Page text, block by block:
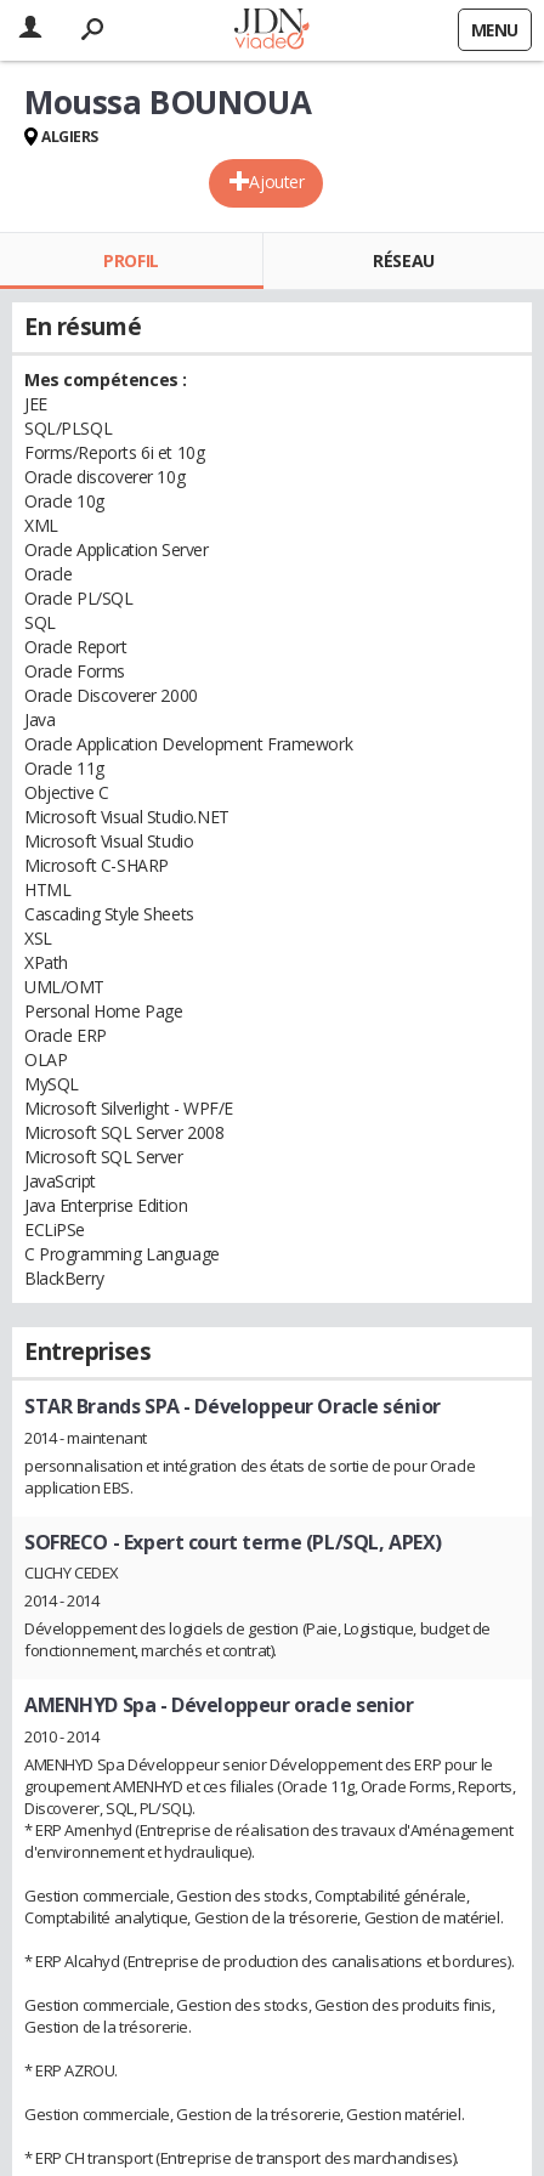
MENU
Ajouter
Moussa BOUNOUA
ALGIERS
PROFIL RÉSEAU
En résumé
Mes compétences :
JEE
SQL/PLSQL
Forms/Reports 6i et 10g
Oracle discoverer 10g
Oracle 10g
XML
Oracle Application Server
Oracle
Oracle PL/SQL
SQL
Oracle Report
Oracle Forms
Oracle Discoverer 2000
Java
Oracle Application Development Framework
Oracle 11g
Objective C
Microsoft Visual Studio.NET
Microsoft Visual Studio
Microsoft C-SHARP
HTML
Cascading Style Sheets
XSL
XPath
UML/OMT
Personal Home Page
Oracle ERP
OLAP
MySQL
Microsoft Silverlight - WPF/E
Microsoft SQL Server 2008
Microsoft SQL Server
JavaScript
Java Enterprise Edition
ECLiPSe
C Programming Language
BlackBerry
Entreprises
STAR Brands SPA- Développeur Oracle sénior
2014 - maintenant
personnalisation et intégration des états de sortie de pour Oracle
application EBS.
SOFRECO - Expert court terme (PL/SQL, APEX)
CLICHY CEDEX
2014 - 2014
Développement des logiciels de gestion (Paie, Logistique, budget de
fonctionnement, marchés et contrat).
AMENHYD Spa - Développeur oracle senior
2010 - 2014
AMENHYD Spa Développeur senior Développement des ERP pour le
groupement AMENHYD et ces filiales (Oracle 11g, Oracle Forms, Reports,
Discoverer, SQL, PL/SQL).
* ERP Amenhyd (Entreprise de réalisation des travaux d'Aménagement
d'environnement et hydraulique).
Gestion commerciale, Gestion des stocks, Comptabilité générale,
Comptabilité analytique, Gestion de la trésorerie, Gestion de matériel.
* ERP Alcahyd (Entreprise de production des canalisations et bordures).
Gestion commerciale, Gestion des stocks, Gestion des produits finis,
Gestion de la trésorerie.
* ERP AZROU.
Gestion commerciale, Gestion de la trésorerie, Gestion matériel.
* ERP CH transport (Entreprise de transport des marchandises).